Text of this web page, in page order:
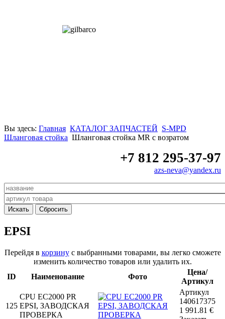
Вы здесь: Главная КАТАЛОГ ЗАПЧАСТЕЙ S-MPD
Шланговая стойка Шланговая стойка MR с возратом
+7 812 295-37-97
azs-neva@yandex.ru
EPSI
Перейдя в корзинус выбранными товарами, вы легко сможете
изменить количество товаров или удалить их.
ID
Наименование Фото
Цена/
Артикул
125
СРU EC2000 PR
EPSI, ЗАВОДСКАЯ
ПРОВЕРКА
Артикул
140617375
1 991.81 €